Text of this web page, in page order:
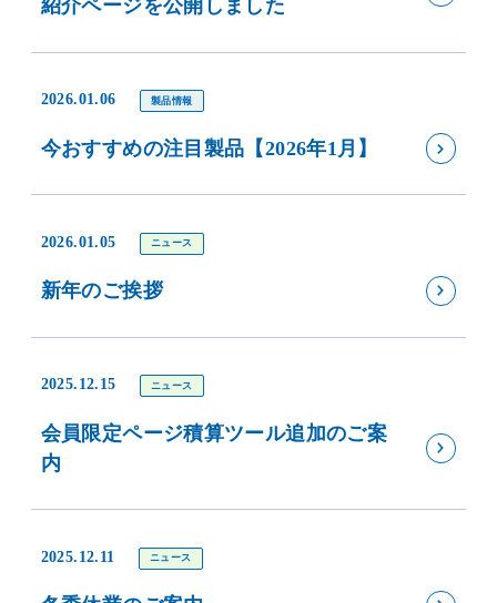
紹介ページを公開しました
2026.01.06 製品情報
今おすすめの注目製品【2026年1月】
2026.01.05 ニュース
新年のご挨拶
2025.12.15 ニュース
会員限定ページ積算ツール追加のご案
内
2025.12.11 ニュース